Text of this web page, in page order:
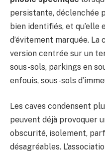
persistante, déclenchée
bien identifiés, et qu’elle
d’évitement marquée.
version centrée sur un
sous-sols, parkings en
enfouis, sous-sols
Les caves condensent
peuvent déjà provoquer
obscurité, isolement,
désagréables.